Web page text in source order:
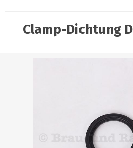
Clamp-Dichtung